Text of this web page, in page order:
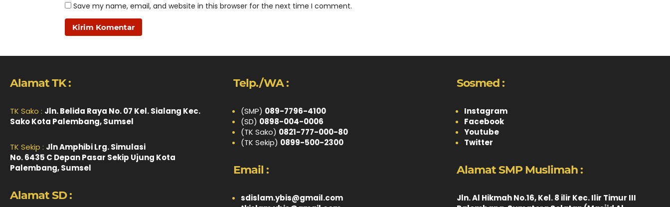
Save my name, email, and website in this browser for the next time I comment.
Alamat TK :
TK Sako : Jln. Belida Raya No. 07 Kel. Sialang Kec.
Sako Kota Palembang, Sumsel
TK Sekip : Jln Amphibi Lrg. Simulasi
No. 6435 C Depan Pasar Sekip Ujung Kota
Palembang, Sumsel
Alamat SD :
Telp./WA :
(SMP) 089-7796-4100
(SD) 0898-004-0006
(TK Sako) 0821-777-000-80
(TK Sekip) 0899-500-2300
Email :
sdislam.ybis@gmail.com
Sosmed :
Instagram
Facebook
Youtube
Twitter
Alamat SMP Muslimah :
Jln. Al Hikmah No.16, Kel. 8 ilir Kec. Ilir Timur III